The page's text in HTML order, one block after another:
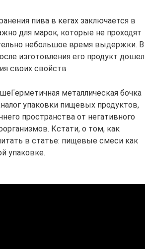
пива в кегах заключается в
для марок, которые не проходят
небольшое время выдержки. В
изготовления его продукт дошел
своих свойств
металлическая бочка
упаковки пищевых продуктов,
пространства от негативного
Кстати, о том, как
в статье: пищевые смеси как
упаковке.